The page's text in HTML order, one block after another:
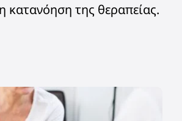
κατανόηση της θεραπείας.